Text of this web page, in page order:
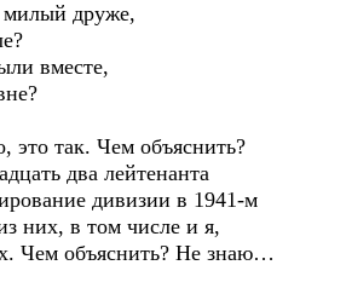
милый друже,
вместе,
это так. Чем объяснить?
два лейтенанта
дивизии в 1941-м
них, в том числе и я,
Чем объяснить? Не знаю…